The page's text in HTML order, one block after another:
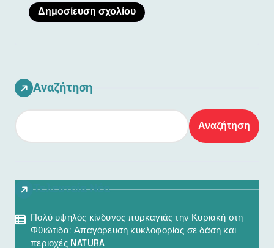
Αναζήτηση
Αναζήτηση
Τελευταία Νέα
Πολύ υψηλός κίνδυνος πυρκαγιάς την Κυριακή στη
Φθιώτιδα: Απαγόρευση κυκλοφορίας σε δάση και
περιοχές NATURA